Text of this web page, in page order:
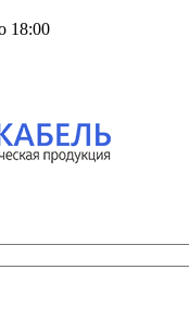
18:00